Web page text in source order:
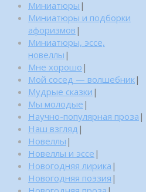
Миниатюры |
Миниатюры и подборки
афоризмов |
Миниатюры, эссе,
новеллы |
Мне хорошо |
Мой сосед — волшебник|
Мудрые сказки |
Мы молодые |
Научно-популярная проза |
Наш взгляд |
Новеллы |
Новеллы и эссе |
Новогодняя лирика |
Новогодняя поэзия |